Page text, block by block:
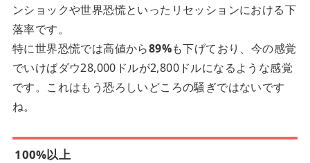
ンショックや世界恐慌といったリセッションにおける下
落率です。
特に世界恐慌では高値から89%も下げており、今の感覚
でいけばダウ28,000ドルが2,800ドルになるような感覚
です。これはもう恐ろしいどころの騒ぎではないです
ね。
100%以上